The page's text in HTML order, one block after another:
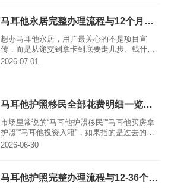
英语教育和欧洲升学的备选地。
马耳他永居完整办理流程与12个月审批周期详解 2026最新版
想办马耳他永居，用户最关心的不是项目宣
传，而是从递交到拿卡到底要走几步、钱什么
时候付、12个月是否靠谱。按截至2026年7月
理，法律基础主要是S.L.217.26。它不是普通
旅游签证，也不是自动入籍通道，而是面向非
欧盟、非欧洲经济区、非瑞士身份人士的投资
居留项目。
2026-07-01
马耳他护照移民全部花费明细一览完整版（2026最新版）亚太环球专业解读
市场里常说的“马耳他护照移民”“马耳他买房拿
护照”“马耳他投资入籍”，如果指的是过去的马
耳他投资入籍或黄金护照路径，新申请已经不
2020年投资入籍安排违反欧盟法。随后，马耳
他在2025年7月24日通过 Maltese Citizenship
2026-06-30
马耳他护照完整办理流程与12-36个月审批周期详解（2026最新版）